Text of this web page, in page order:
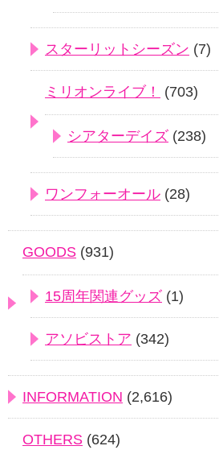
スターリットシーズン (7)
ミリオンライブ！ (703)
シアターデイズ (238)
ワンフォーオール (28)
GOODS (931)
15周年関連グッズ (1)
アソビストア (342)
INFORMATION (2,616)
OTHERS (624)